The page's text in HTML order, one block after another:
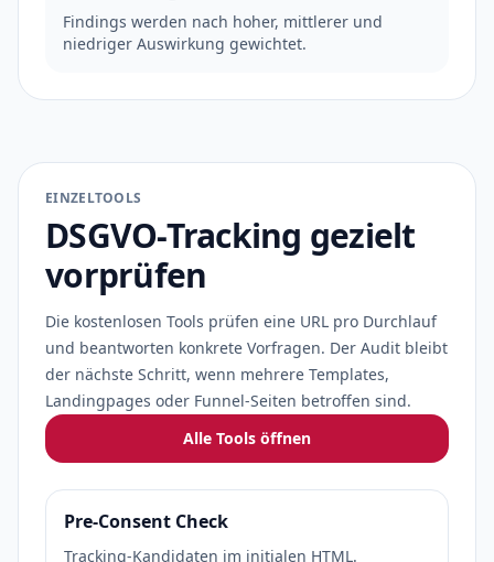
Findings werden nach hoher, mittlerer und
niedriger Auswirkung gewichtet.
EINZELTOOLS
DSGVO-Tracking gezielt
vorprüfen
Die kostenlosen Tools prüfen eine URL pro Durchlauf
und beantworten konkrete Vorfragen. Der Audit bleibt
der nächste Schritt, wenn mehrere Templates,
Landingpages oder Funnel-Seiten betroffen sind.
Alle Tools öffnen
Pre-Consent Check
Tracking-Kandidaten im initialen HTML.